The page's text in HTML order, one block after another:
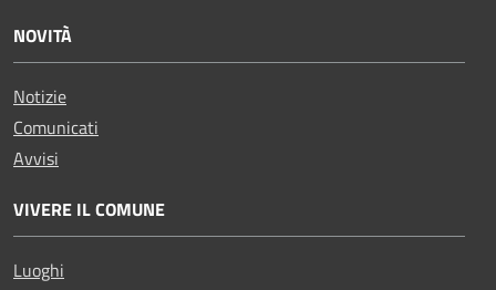
NOVITÀ
Notizie
Comunicati
Avvisi
VIVERE IL COMUNE
Luoghi